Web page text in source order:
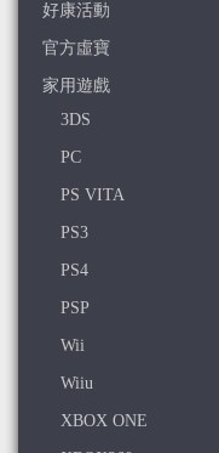
好康活動
官方虛寶
家用遊戲
3DS
PC
PS VITA
PS3
PS4
PSP
Wii
Wiiu
XBOX ONE